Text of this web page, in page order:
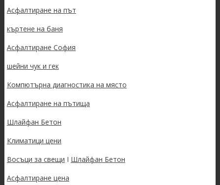
Асфалтиране на път
къртене на баня
Асфалтиране София
шейни чук и гек
Компютърна диагностика на място
Асфалтиране на пътища
Шлайфан Бетон
Климатици цени
Восъци за свещи I Шлайфан Бетон
Асфалтиране цена